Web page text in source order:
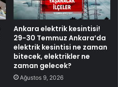
Ankara elektrik kesintisi!
29-30 Temmuz Ankara’da
elektrik kesintisi ne zaman
bitecek, elektrikler ne
zaman gelecek?
Ağustos 9, 2026